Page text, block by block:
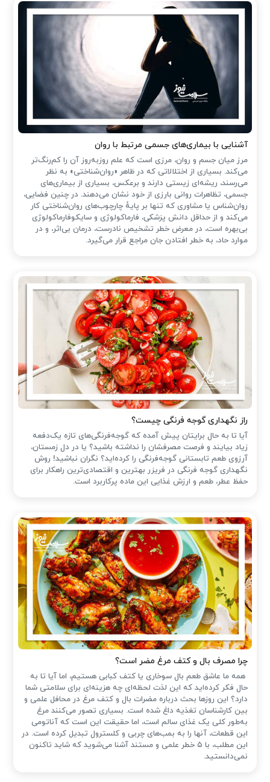
آشنایی با بیماری‌های جسمی مرتبط با روان
مرز میان جسم و روان، مرزی است که علم روزبه‌روز آن را کم‌رنگ‌تر
می‌کند. بسیاری از اختلالاتی که در ظاهر «روان‌شناختی» به نظر
می‌رسند، ریشه‌ای زیستی دارند و برعکس، بسیاری از بیماری‌های
جسمی، تظاهرات روانی بارزی از خود نشان می‌دهند. در چنین فضایی،
روان‌شناس یا مشاوری که تنها بر پایهٔ چارچوب‌های روان‌شناختی کار
می‌کند و از حداقل دانش پزشکی، فارماکولوژی و سایکوفارماکولوژی
بی‌بهره است، در معرض خطر تشخیص نادرست، درمان بی‌اثر، و در
موارد حاد، به خطر افتادن جان مراجع قرار می‌گیرد.
راز نگهداری گوجه فرنگی چیست؟
آیا تا به حال برایتان پیش آمده که گوجه‌فرنگی‌های تازه یک‌دفعه
زیاد بیایند و فرصت مصرفشان را نداشته باشید؟ یا در دل زمستان،
آرزوی طعم تابستانی گوجه‌فرنگی را کرده‌اید؟ نگران نباشید! روش
نگهداری گوجه فرنگی در فریزر بهترین و اقتصادی‌ترین راهکار برای
حفظ عطر، طعم و ارزش غذایی این ماده پرکاربرد است.
چرا مصرف بال و کتف مرغ مضر است؟
همه ما عاشق طعم بال سوخاری یا کتف کبابی هستیم، اما آیا تا به
حال فکر کرده‌اید که این لذت لحظه‌ای چه هزینه‌ای برای سلامتی شما
دارد؟ این روزها بحث درباره مضرات بال و کتف مرغ در محافل علمی و
بین کارشناسان تغذیه داغ شده است. بسیاری تصور می‌کنند مرغ
به‌طور کلی یک غذای سالم است، اما حقیقت این است که آناتومی
این قطعات، آنها را به بمب‌های چربی و کلسترول تبدیل کرده است. در
این مطلب، با ۵ خطر علمی و مستند آشنا می‌شوید که شاید تاکنون
نمی‌دانستید.